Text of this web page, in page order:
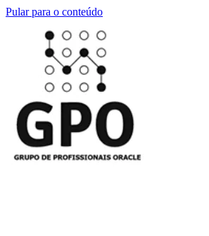
Pular para o conteúdo